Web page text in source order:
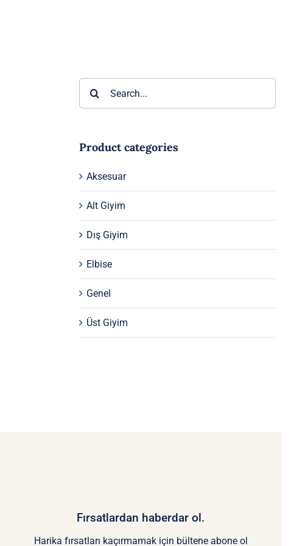
Product categories
Aksesuar
Alt Giyim
Dış Giyim
Elbise
Genel
Üst Giyim
Fırsatlardan haberdar ol.
Harika fırsatları kaçırmamak için bültene abone ol